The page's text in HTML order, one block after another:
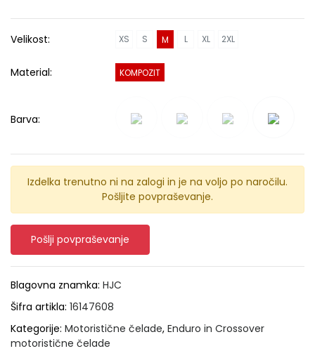
Velikost: XS S M L XL 2XL
Material: KOMPOZIT
Barva:
Izdelka trenutno ni na zalogi in je na voljo po naročilu.
Pošljite povpraševanje.
Pošlji povpraševanje
Blagovna znamka: HJC
Šifra artikla: 16147608
Kategorije: Motoristične čelade, Enduro in Crossover
motoristične čelade